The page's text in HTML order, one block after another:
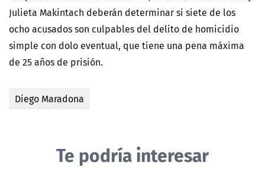
Julieta Makintach deberán determinar si siete de los
ocho acusados son culpables del delito de homicidio
simple con dolo eventual, que tiene una pena máxima
de 25 años de prisión.
Diego Maradona
Te podría interesar